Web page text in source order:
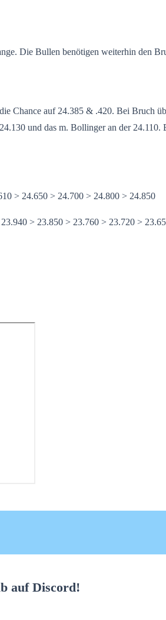
Die Bullen benötigen weiterhin den
Chance auf 24.385 & .420. Bei Bruch
und das m. Bollinger an der
> 24.650 > 24.700 > 24.800 > 24.850
> 23.850 > 23.760 > 23.720 >
auf Discord!